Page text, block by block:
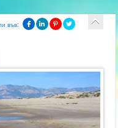
във: